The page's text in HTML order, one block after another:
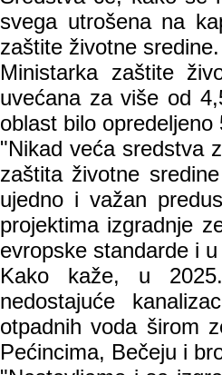
svega utrošena na
zaštite životne sredine.
Ministarka zaštite
uvećana za više od
oblast bilo
"Nikad veća sredstva
zaštita životne
ujedno i važan
projektima izgradnje
evropske standarde i
Kako kaže, u
nedostajuće
otpadnih voda širom
Pećincima, Bečeju i